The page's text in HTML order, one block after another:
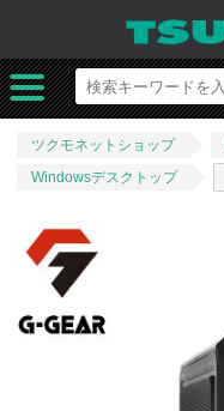
ツクモネットショップ
Windowsデスクトップ